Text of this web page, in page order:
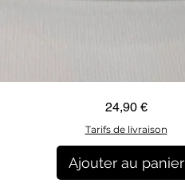
Aperçu rapide
Prix
24,90 €
Tarifs de livraison
Ajouter au panier